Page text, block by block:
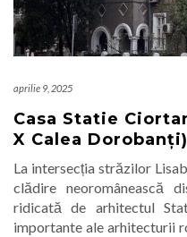
aprilie 9, 2025
Casa Statie
X Calea Dorobanți)
La intersecția străzilor
clădire neoromânească
ridicată de arhitectul
importante ale arhitecturii